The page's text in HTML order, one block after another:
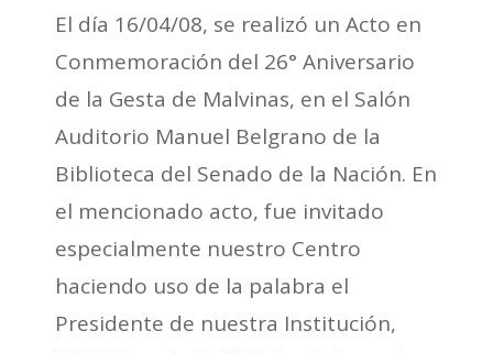
El día 16/04/08, se realizó un Acto en
Conmemoración del 26° Aniversario
de la Gesta de Malvinas, en el Salón
Auditorio Manuel Belgrano de la
Biblioteca del Senado de la Nación. En
el mencionado acto, fue invitado
especialmente nuestro Centro
haciendo uso de la palabra el
Presidente de nuestra Institución,